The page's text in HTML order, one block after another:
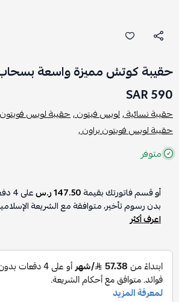
حقيبة كوتش مميزة واسعة
590 SAR
حقيبة نسائية ,لويس فيتون ,حقيبة لويس
حقيبة لويس فويتون براون ,
متوفر
أو قسم فاتورتك بقيمة147.50 ر.س على4
بدون رسوم تأخير، متوافقة مع الشريعة
اعرف أكثر